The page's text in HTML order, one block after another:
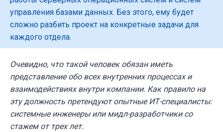
управления базами данных. Без этого, ему будет
сложно разбить проект на конкретные задачи для
каждого отдела.
Очевидно, что такой человек обязан иметь
представление обо всех внутренних процессах и
взаимодействиях внутри компании. Как правило на
эту должность претендуют опытные ИТ-специалисты:
системные инженеры или мидл-разработчики со
стажем от трех лет.